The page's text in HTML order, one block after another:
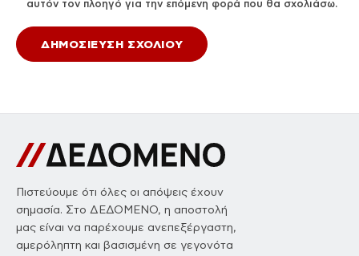
αυτόν τον πλοηγό για την επόμενη φορά που θα σχολιάσω.
Πιστεύουμε ότι όλες οι απόψεις έχουν
σημασία. Στο ΔΕΔΟΜΕΝΟ, η αποστολή
μας είναι να παρέχουμε ανεπεξέργαστη,
αμερόληπτη και βασισμένη σε γεγονότα